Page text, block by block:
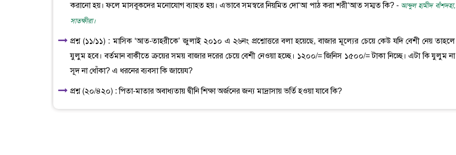
করানো হয়। ফলে মাসবূকদের মনোযোগ ব্যাহত হয়। এভাবে সমস্বরে নিয়মিত দো‘আ পাঠ করা শরী‘আত সম্মত কি? - আব্দুল হামীদ বাঁশদহা,
সাতক্ষীরা।
প্রশ্ন (১১/১১) : মাসিক ‘আত-তাহরীকে’ জুলাই ২০১০ এ ২৬নং প্রশ্নোত্তরে বলা হয়েছে, বাজার মূল্যের চেয়ে কেউ যদি বেশী নেয় তাহলে
যুলুম হবে। বর্তমান বাকীতে ক্রয়ের সময় বাজার দরের চেয়ে বেশী নেওয়া হচ্ছে। ১২০০/= জিনিস ১৫০০/= টাকা নিচ্ছে। এটা কি যুলুম না
সূদ না ধোঁকা? এ ধরনের ব্যবসা কি জায়েয?
প্রশ্ন (২০/৪২০) : পিতা-মাতার অবাধ্যতায় দ্বীনি শিক্ষা অর্জনের জন্য মাদ্রাসায় ভর্তি হওয়া যাবে কি?